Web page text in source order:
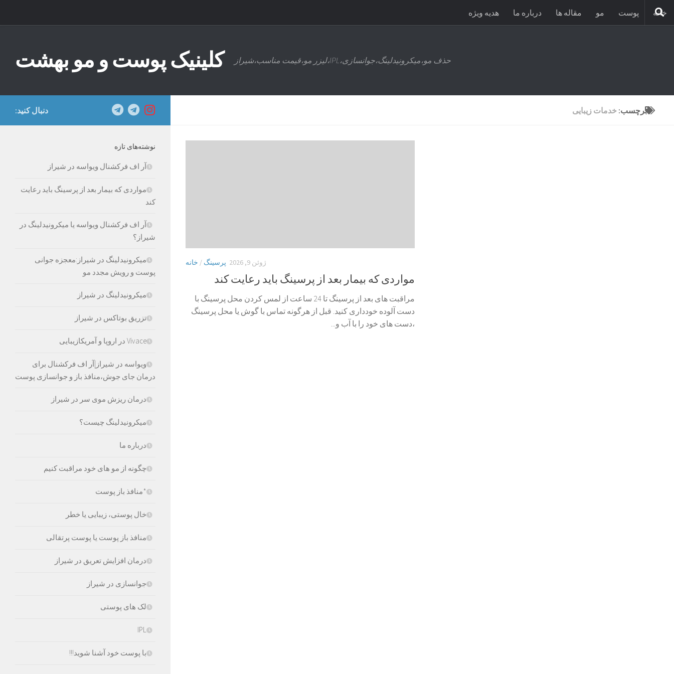
خانه پوست مو مقاله ها درباره ما هدیه ویژه
کلینیک پوست و مو بهشت حذف مو،میکرونیدلینگ،جوانسازی،IPL،لیزر مو،قیمت مناسب،شیراز
برچسب: خدمات زیبایی
پرسینگ / خانه ژوئن 9, 2026
مواردی که بیمار بعد از پرسینگ باید رعایت کند
مراقبت های بعد از پرسینگ تا 24 ساعت از لمس کردن محل پرسینگ با
دست آلوده خودداری کنید. قبل از هرگونه تماس با گوش یا محل پرسینگ
،دست های خود را با آب و...
دنبال کنید:
نوشته‌های تازه
آر اف فرکشنال ویواسه در شیراز
مواردی که بیمار بعد از پرسینگ باید رعایت
کند
آر اف فرکشنال ویواسه یا میکرونیدلینگ در
شیراز؟
میکرونیدلینگ در شیراز:معجزه جوانی
پوست و رویش مجدد مو
میکرونیدلینگ در شیراز
تزریق بوتاکس در شیراز
Vivace در اروپا و آمریکازیبایی
ویواسه در شیراز|آر اف فرکشنال برای
درمان جای جوش،منافذ باز و جوانسازی پوست
درمان ریزش موی سر در شیراز
میکرونیدلینگ چیست؟
درباره ما
چگونه از مو های خود مراقبت کنیم
*منافذ باز پوست
خال پوستی، زیبایی یا خطر
منافذ باز پوست یا پوست پرتقالی
درمان افزایش تعریق در شیراز
جوانسازی در شیراز
لک های پوستی
IPL
با پوست خود آشنا شوید!!!